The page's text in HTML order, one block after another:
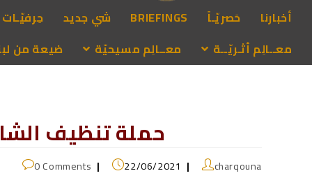
أخبارنا حَصريّـاً BRIEFINGS شي جديد
حِرفيّـات
معــالِم أثـريّــة
معــالِم مسيحيّة ضيعة من
حملة تنظيف
charqouna
22/06/2021
0 Comments